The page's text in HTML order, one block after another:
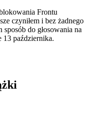
Frontu
czyniłem i bez żadnego
do głosowania na
13 października.